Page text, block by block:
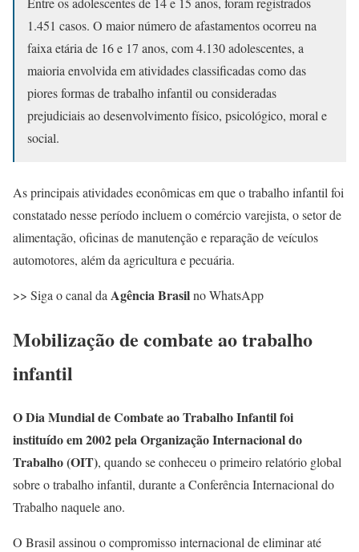
1.451 casos. O maior número de afastamentos ocorreu na
faixa etária de 16 e 17 anos, com 4.130 adolescentes, a
maioria envolvida em atividades classificadas como das
piores formas de trabalho infantil ou consideradas
prejudiciais ao desenvolvimento físico, psicológico, moral e
social.
As principais atividades econômicas em que o trabalho infantil foi
constatado nesse período incluem o comércio varejista, o setor de
alimentação, oficinas de manutenção e reparação de veículos
automotores, além da agricultura e pecuária.
>> Siga o canal da Agência Brasilno WhatsApp
Mobilização de combate ao trabalho
infantil
O Dia Mundial de Combate ao Trabalho Infantil foi
instituído em 2002 pela Organização Internacional do
Trabalho (OIT), quando se conheceu o primeiro relatório global
sobre o trabalho infantil, durante a Conferência Internacional do
Trabalho naquele ano.
O Brasil assinou o compromisso internacional de eliminar até